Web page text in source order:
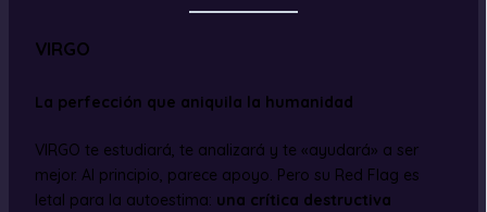
VIRGO
La perfección que aniquila la humanidad
VIRGO te estudiará, te analizará y te «ayudará» a ser
mejor. Al principio, parece apoyo. Pero su Red Flag es
letal para la autoestima: una crítica destructiva